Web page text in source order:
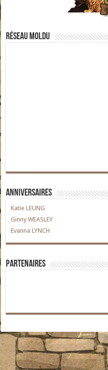
Réseau moldu
Anniversaires
Katie LEUNG
Ginny WEASLEY
Evanna LYNCH
Partenaires